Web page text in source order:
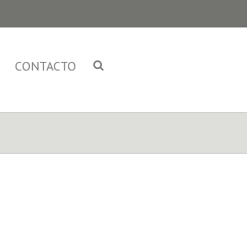
CONTACTO